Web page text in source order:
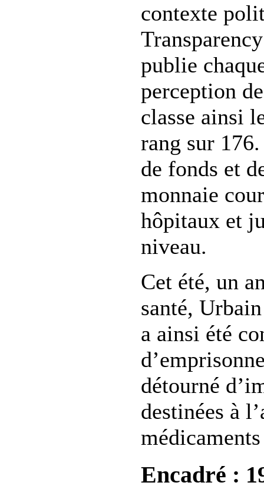
contexte
publie
perception
classe ainsi
rang sur
de fonds et
monnaie
hôpitaux et
niveau.
Cet été, un
santé,
a ainsi été
détourné
destinées à
médicaments
Encadré :